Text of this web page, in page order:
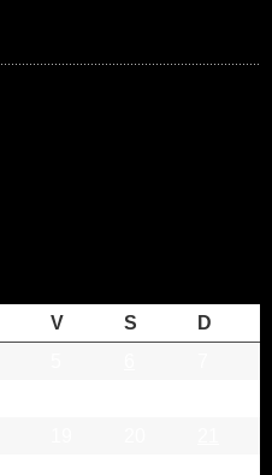
V S
D